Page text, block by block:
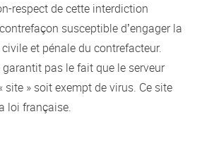
respect de cette interdiction
susceptible d’engager la
et pénale du contrefacteur.
pas le fait que le serveur
site » soit exempt de virus. Ce site
loi française.